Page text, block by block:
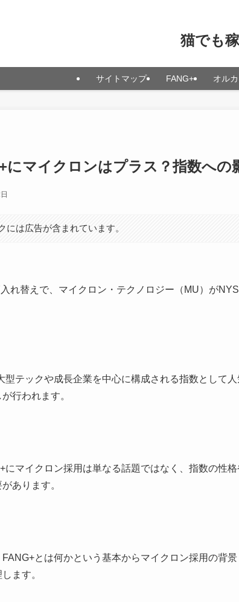
猫でも
サイトマップ FANG+ オル
にマイクロンはプラス？指数への
には広告が含まれています。
れ替えで、マイクロン・テクノロジー（MU）が
型テックや成長企業を中心に構成される指数として
行われます。
にマイクロン採用は単なる話題ではなく、指数の性
あります。
とは何かという基本からマイクロン採用の背
ます。